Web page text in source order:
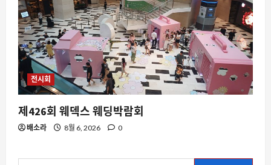
전시회
제426회 웨덱스 웨딩박람회
배소라 8월 6, 2026 0
스팀
스팀 리뷰의 진실성, 데모 플레이 시간과
실제 구매 기록의 괴리가 드러난다
8월 7, 2026 0
요즘뜨는소식
합법이라는 옷을 입고 찾아오는 민주주
의의 붕괴, 지금 우리가 주목해야 하는 이